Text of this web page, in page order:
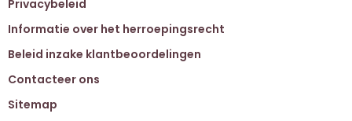
Privacybeleid
Informatie over het herroepingsrecht
Beleid inzake klantbeoordelingen
Contacteer ons
Sitemap